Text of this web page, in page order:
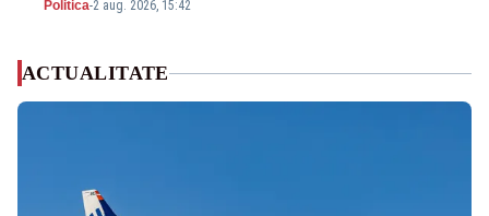
Politica-2 aug. 2026, 15:42
ACTUALITATE